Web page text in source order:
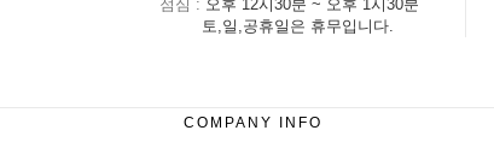
점심 : 오후 12시30분 ~ 오후 1시30분
토,일,공휴일은 휴무입니다.
COMPANY INFO